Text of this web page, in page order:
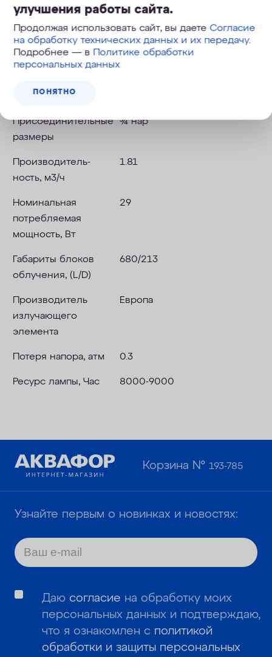
- монтаж в помещении с повышенным
содержанием пыли и влаги в воздухе.
Присоединительные
размеры
¾"нар
Производитель-
ность, м3/ч
1.81
Номинальная
потребляемая
мощность, Вт
29
Габариты блоков
облучения, (L/D)
680/213
Производитель
излучающего
элемента
Европа
Потеря напора, атм 0.3
Ресурс лампы, Час 8000-9000
улучшения работы сайта.
Продолжая использовать сайт, вы даетеСогласие
на обработку технических данных и их передачу.
Подробнее — в Политике обработки
персональных данных
ПОНЯТНО
Корзина №193-785
Узнайте первым о новинках и новостях:
Даю согласие на обработку моих
персональных данных и подтверждаю,
что я ознакомлен с политикой
обработки и защиты персональных